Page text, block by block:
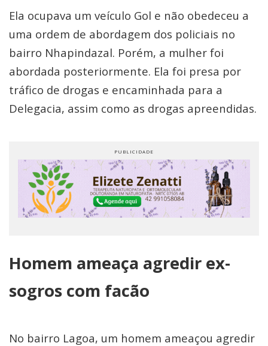
Ela ocupava um veículo Gol e não obedeceu a
uma ordem de abordagem dos policiais no
bairro Nhapindazal. Porém, a mulher foi
abordada posteriormente. Ela foi presa por
tráfico de drogas e encaminhada para a
Delegacia, assim como as drogas apreendidas.
Homem ameaça agredir ex-
sogros com facão
No bairro Lagoa, um homem ameaçou agredir